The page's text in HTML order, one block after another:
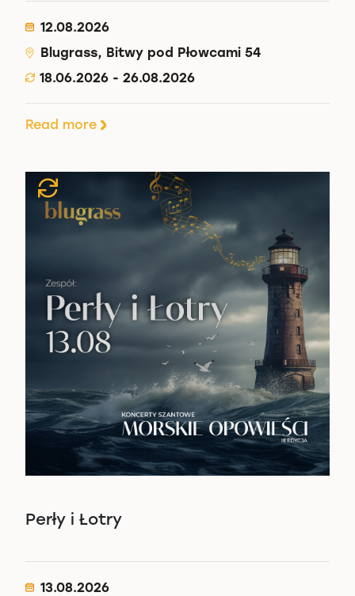
12.08.2026
Blugrass, Bitwy pod Płowcami 54
18.06.2026 - 26.08.2026
Read more
Perły i Łotry
13.08.2026